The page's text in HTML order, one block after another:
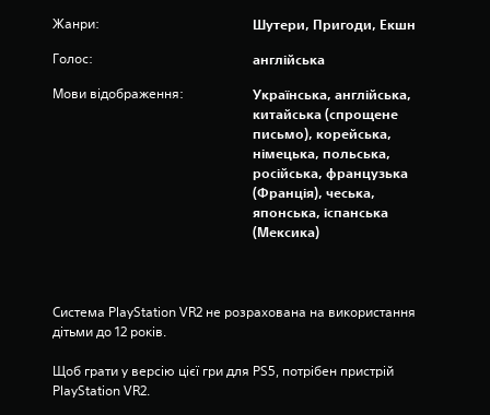
і
3
0
і
Жанри: Шутери, Пригоди, Екшн
Голос: англійська
Мови відображення:
Українська, англійська,
китайська (спрощене
письмо), корейська,
німецька, польська,
російська, французька
(Франція), чеська,
японська, іспанська
(Мексика)
Система PlayStation VR2 не розрахована на використання
дітьми до 12 років.
Щоб грати у версію цієї гри для PS5, потрібен пристрій
PlayStation VR2.